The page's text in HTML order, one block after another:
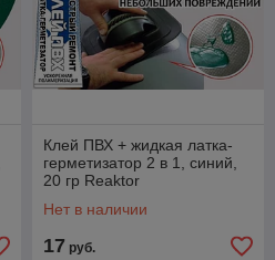
Клей ПВХ + жидкая латка-
герметизатор 2 в 1, синий,
20 гр Reaktor
Нет в наличии
17 руб.